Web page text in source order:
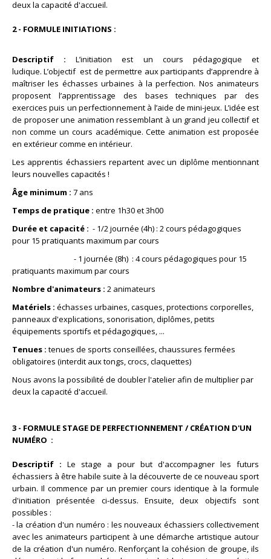
deux la capacité d'accueil.
2 - FORMULE INITIATIONS :
Descriptif : L’initiation est un cours pédagogique et
ludique. L’objectif est de permettre aux participants d’apprendre à
maîtriser les échasses urbaines à la perfection. Nos animateurs
proposent l’apprentissage des bases techniques par des
exercices puis un perfectionnement à l’aide de mini-jeux. L’idée est
de proposer une animation ressemblant à un grand jeu collectif et
non comme un cours académique. Cette animation est proposée
en extérieur comme en intérieur.
Les apprentis échassiers repartent avec un diplôme mentionnant
leurs nouvelles capacités !
Âge minimum : 7 ans
Temps de pratique : entre 1h30 et 3h00
Durée et capacité : - 1/2 journée (4h) : 2 cours pédagogiques
pour 15 pratiquants maximum par cours
- 1 journée (8h) : 4 cours pédagogiques pour 15
pratiquants maximum par cours
Nombre d'animateurs : 2 animateurs
Matériels : échasses urbaines, casques, protections corporelles,
panneaux d'explications, sonorisation, diplômes, petits
équipements sportifs et pédagogiques, ...
Tenues : tenues de sports conseillées, chaussures fermées
obligatoires (interdit aux tongs, crocs, claquettes)
Nous avons la possibilité de doubler l'atelier afin de multiplier par
deux la capacité d'accueil.
3 - FORMULE STAGE DE PERFECTIONNEMENT / CRÉATION D'UN
NUMÉRO :
Descriptif : Le stage a pour but d'accompagner les futurs
échassiers à être habile suite à la découverte de ce nouveau sport
urbain. Il commence par un premier cours identique à la formule
d'initiation présentée ci-dessus. Ensuite, deux objectifs sont
possibles :
- la création d'un numéro : les nouveaux échassiers collectivement
avec les animateurs participent à une démarche artistique autour
de la création d'un numéro. Renforçant la cohésion de groupe, ils